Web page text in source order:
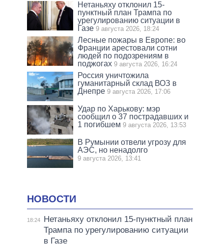
Нетаньяху отклонил 15-
пунктный план Трампа по
урегулированию ситуации в
Газе 9 августа 2026, 18:24
Лесные пожары в Европе: во
Франции арестовали сотни
людей по подозрениям в
поджогах 9 августа 2026, 16:24
Россия уничтожила
гуманитарный склад ВОЗ в
Днепре 9 августа 2026, 17:06
Удар по Харькову: мэр
сообщил о 37 пострадавших и
1 погибшем 9 августа 2026, 13:53
В Румынии отвели угрозу для
АЭС, но ненадолго
9 августа 2026, 13:41
НОВОСТИ
18:24
Нетаньяху отклонил 15-пунктный план
Трампа по урегулированию ситуации
в Газе